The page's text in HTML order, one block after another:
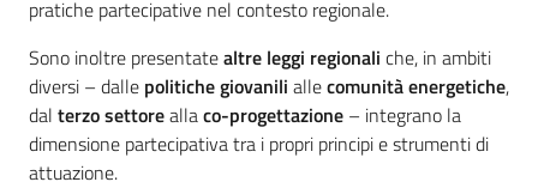
su
pratiche partecipative nel contesto regionale.
Sono inoltre presentatealtre leggi regionali che, in ambiti
diversi – dalle politiche giovanili allecomunità energetiche,
dal terzo settoreallaco-progettazione – integrano la
dimensione partecipativa tra i propri principi e strumenti di
attuazione.